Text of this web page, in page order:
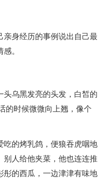
亲身经历的事例说出自己最
。
头乌黑发亮的头发，白皙的
的时候微微向上翘，像个
吃的烤乳鸽，便狼吞虎咽地
别人给他夹菜，他也连连推
彤的西瓜，一边津津有味地